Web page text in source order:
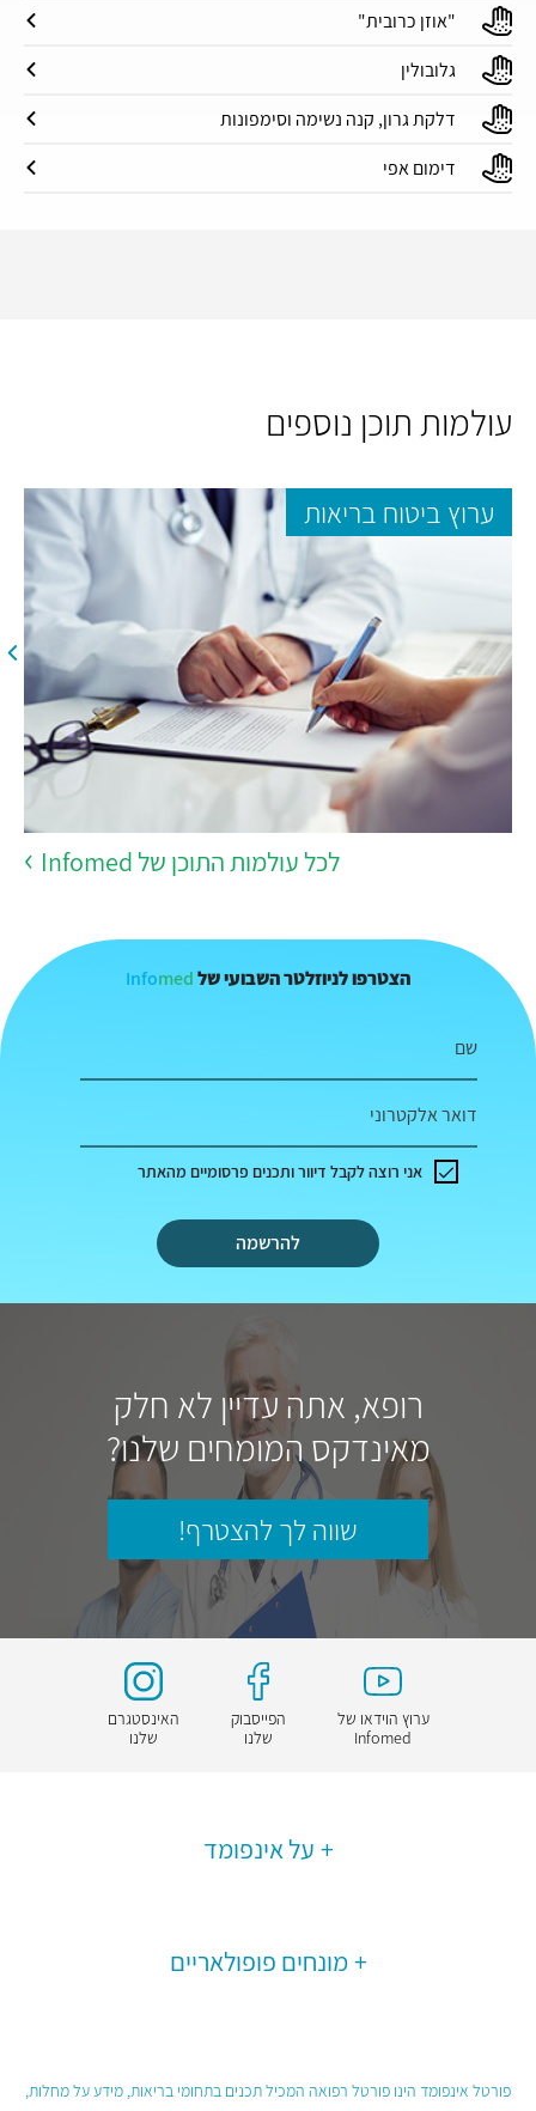
"אוזן כרובית"
גלובולין
דלקת גרון, קנה נשימה וסימפונות
דימום אפי
עולמות תוכן נוספים
ערוץ ביטוח בריאות
לכל עולמות התוכן של Infomed
הצטרפו לניוזלטר השבועי של Infomed
שם
דואר אלקטרוני
להרשמה
אני רוצה לקבל דיוור ותכנים פרסומיים מהאתר
רופא, אתה עדיין לא חלק
מאינדקס המומחים שלנו?
שווה לך להצטרף!
ערוץ הוידאו של
Infomed
הפייסבוק
שלנו
האינסטגרם
שלנו
על אינפומד
מונחים פופולאריים
פורטל אינפומד הינו פורטל רפואה המכיל תכנים בתחומי בריאות, מידע על מחלות,